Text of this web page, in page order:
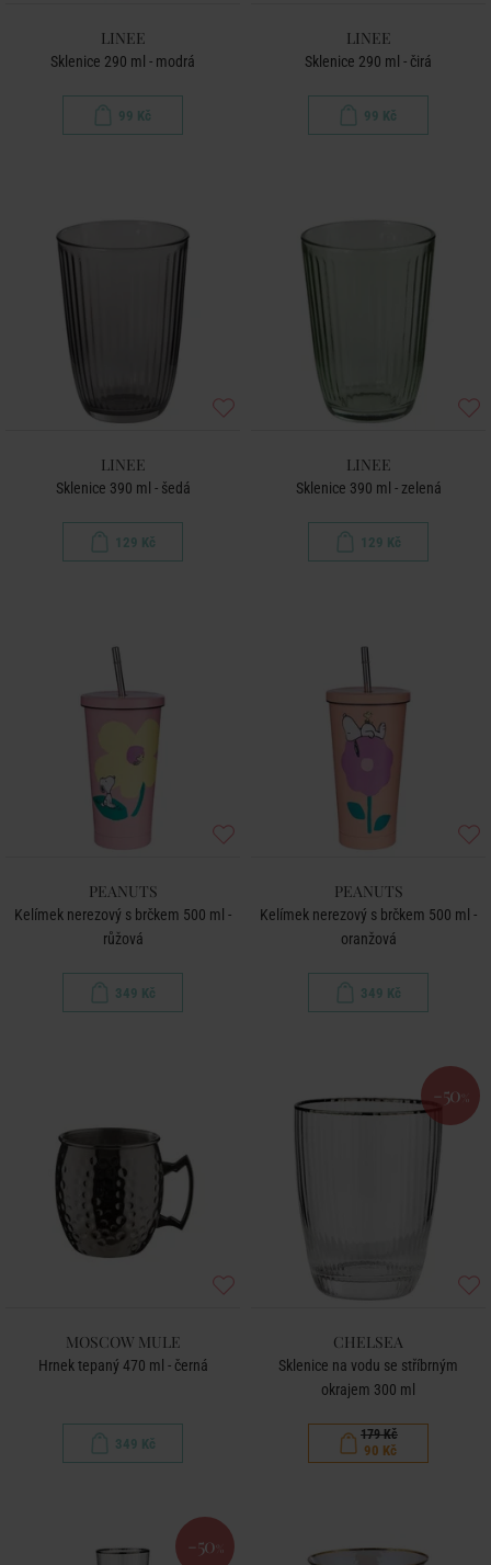
LINEE
Sklenice 290 ml - modrá
99 Kč
LINEE
Sklenice 290 ml - čirá
99 Kč
LINEE
Sklenice 390 ml - šedá
129 Kč
LINEE
Sklenice 390 ml - zelená
129 Kč
PEANUTS
Kelímek nerezový s brčkem 500 ml -
růžová
349 Kč
PEANUTS
Kelímek nerezový s brčkem 500 ml -
oranžová
349 Kč
MOSCOW MULE
Hrnek tepaný 470 ml - černá
349 Kč
-50 %
CHELSEA
Sklenice na vodu se stříbrným
okrajem 300 ml
179 Kč
90 Kč
-50 %